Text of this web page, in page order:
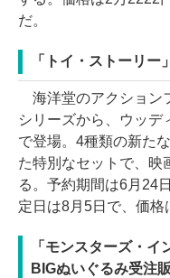
だ。
「トイ・ストーリ
海洋堂のアクション
シリーズから、ウッデ
で登場。4種類の新た
た特別なセットで、映
る。予約期間は6月24
定日は8月5日で、価格
「モンスターズ・
BIGぬいぐるみ受注